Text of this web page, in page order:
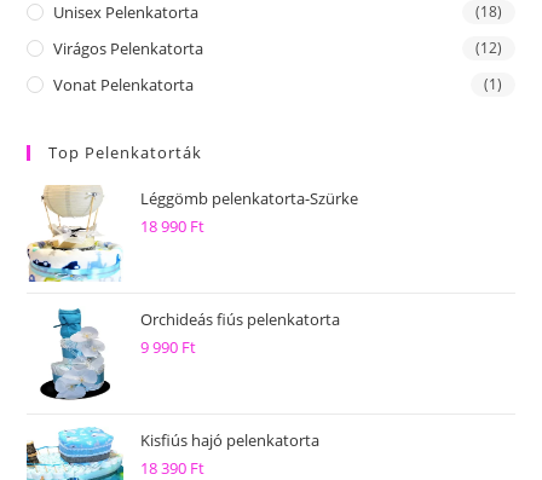
Unisex Pelenkatorta (18)
Virágos Pelenkatorta (12)
Vonat Pelenkatorta (1)
Top Pelenkatorták
Léggömb pelenkatorta-Szürke
18 990 Ft
Orchideás fiús pelenkatorta
9 990 Ft
Kisfiús hajó pelenkatorta
18 390 Ft